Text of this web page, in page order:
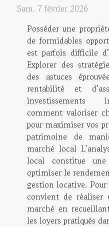
Sam. 7 février 2026
Posséder une
de formidables
est parfois difficile
Explorer des
des astuces
rentabilité et
investissements
comment valoriser
pour maximiser vos
patrimoine de
marché local
local constitue
optimiser le
gestion locative.
convient de réaliser
marché en
les loyers pratiqués